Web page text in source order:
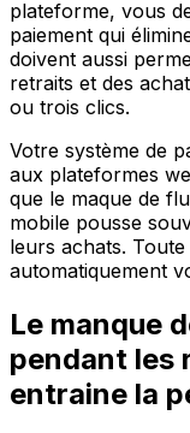
plateforme, vous
paiement qui
doivent aussi
retraits et des
ou trois clics.
Votre système de
aux plateformes
que le maque de
mobile pousse
leurs achats.
automatiquement
Le manque
pendant les
entraine la